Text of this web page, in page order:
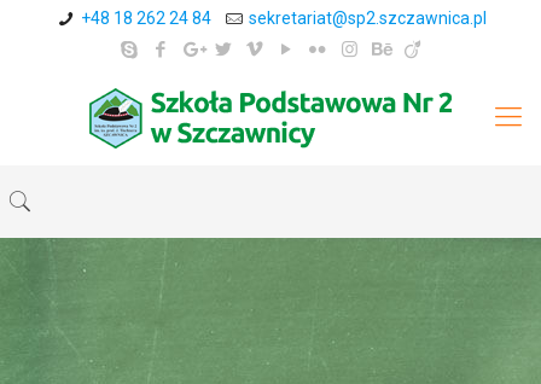
+48 18 262 24 84 sekretariat@sp2.szczawnica.pl